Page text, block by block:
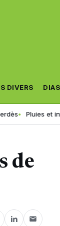
DIVERS
et intempéries
de